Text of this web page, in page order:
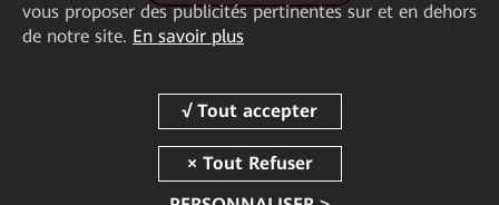
vous proposer des publicités pertinentes sur et en dehors
de notre site. En savoir plus